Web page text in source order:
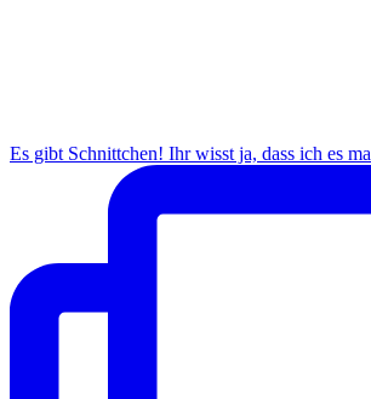
Es gibt Schnittchen! Ihr wisst ja, dass ich es ma